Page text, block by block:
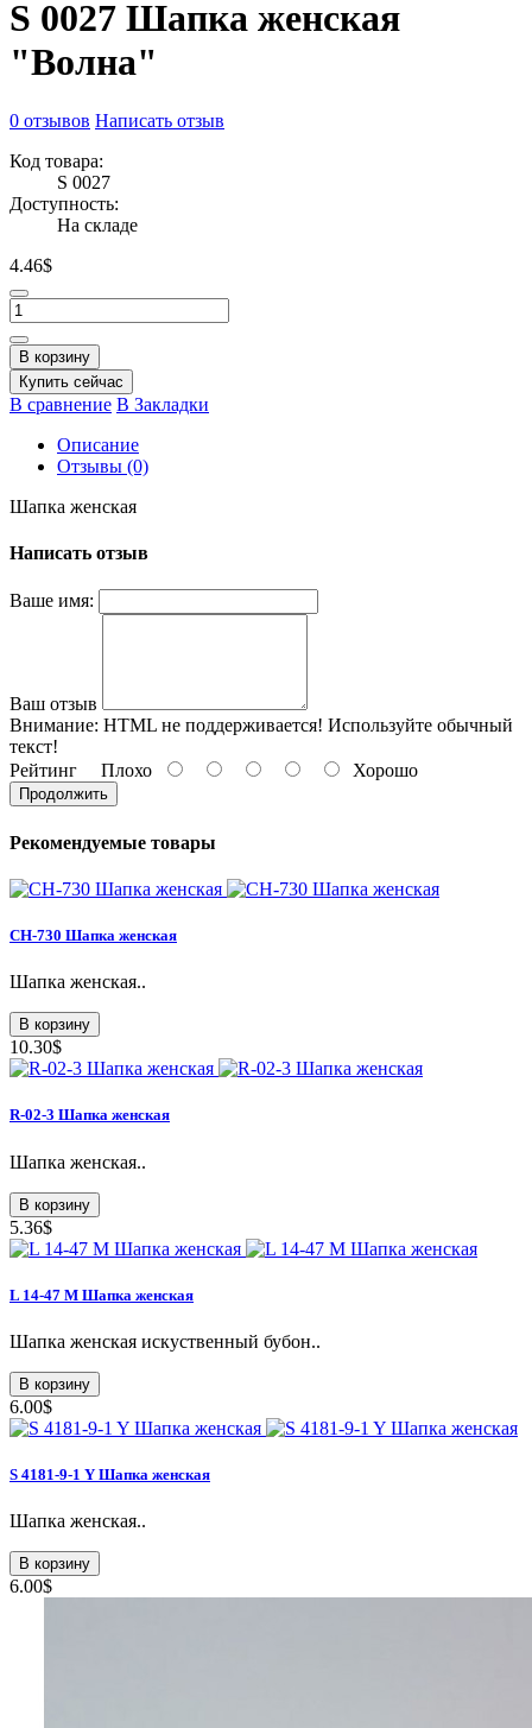
S 0027 Шапка женская
"Волна"
0 отзывов Написать отзыв
Код товара:
S 0027
Доступность:
На складе
4.46$
В корзину
Купить сейчас
В сравнение В Закладки
Описание
Отзывы (0)
Шапка женская
Написать отзыв
Ваше имя:
Ваш отзыв
Внимание: HTML не поддерживается! Используйте обычный
текст!
Рейтинг Плохо Хорошо
Продолжить
Рекомендуемые товары
СН-730 Шапка женская
Шапка женская..
В корзину
10.30$
R-02-3 Шапка женская
Шапка женская..
В корзину
5.36$
L 14-47 M Шапка женская
Шапка женская искуственный бубон..
В корзину
6.00$
S 4181-9-1 Y Шапка женская
Шапка женская..
В корзину
6.00$